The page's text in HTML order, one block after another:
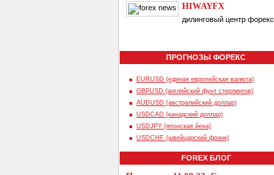
HIWAYFX
дилинговый центр форекс
ПРОГНОЗЫ ФОРЕКС
EURUSD (единая европейская валюта)
GBPUSD (английский фунт стерлингов)
AUDUSD (австралийский доллар)
USDCAD (канадский доллар)
USDJPY (японская йена)
USDCHF (швейцарский франк)
FOREX БЛОГ